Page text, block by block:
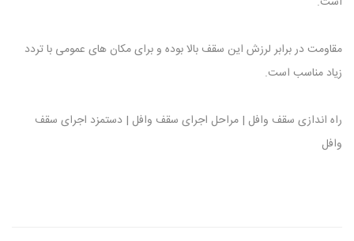
مقاومت در برابر لرزش این سقف بالا بوده و برای مکان های عمومی با تردد
زیاد مناسب است.
راه اندازی سقف وافل | مراحل اجرای سقف وافل | دستمزد اجرای سقف
وافل